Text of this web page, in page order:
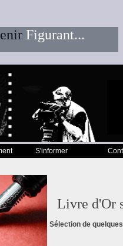
Figurant...
S'informer
Livre d'Or
Sélection de